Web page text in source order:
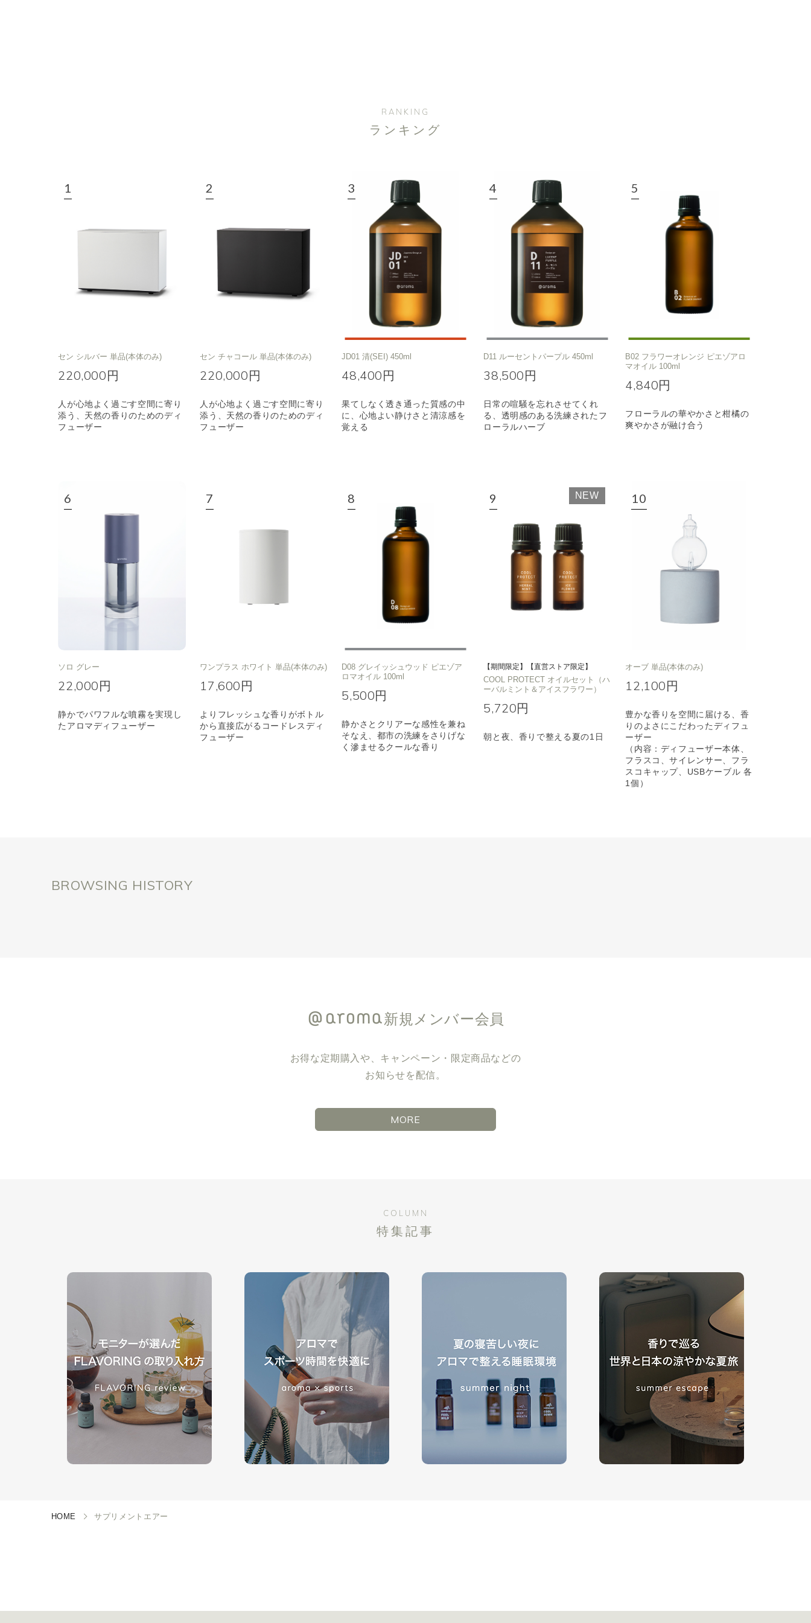
RANKING
ランキング
セン シルバー 単品(本体のみ)
220,000円
人が心地よく過ごす空間に寄り
添う、天然の香りのためのディ
フューザー
セン チャコール 単品(本体のみ)
220,000円
人が心地よく過ごす空間に寄り
添う、天然の香りのためのディ
フューザー
JD01 清(SEI) 450ml
48,400円
果てしなく透き通った質感の中
に、心地よい静けさと清涼感を
覚える
D11 ルーセントパープル 450ml
38,500円
日常の喧騒を忘れさせてくれ
る、透明感のある洗練されたフ
ローラルハーブ
B02 フラワーオレンジ ピエゾアロ
マオイル 100ml
4,840円
フローラルの華やかさと柑橘の
爽やかさが融け合う
ソロ グレー
22,000円
静かでパワフルな噴霧を実現し
たアロマディフューザー
ワンプラス ホワイト 単品(本体のみ)
17,600円
よりフレッシュな香りがボトル
から直接広がるコードレスディ
フューザー
D08 グレイッシュウッド ピエゾア
ロマオイル 100ml
5,500円
静かさとクリアーな感性を兼ね
そなえ、都市の洗練をさりげな
く滲ませるクールな香り
NEW
【期間限定】【直営ストア限定】
COOL PROTECT オイルセット（ハ
ーバルミント＆アイスフラワー）
5,720円
朝と夜、香りで整える夏の1日
オーブ 単品(本体のみ)
12,100円
豊かな香りを空間に届ける、香
りのよさにこだわったディフュ
ーザー
（内容：ディフューザー本体、
フラスコ、サイレンサー、フラ
スコキャップ、USBケーブル 各
1個）
BROWSING HISTORY
新規メンバー会員
お得な定期購入や、キャンペーン・限定商品などの
お知らせを配信。
MORE
COLUMN
特集記事
HOME サプリメントエアー